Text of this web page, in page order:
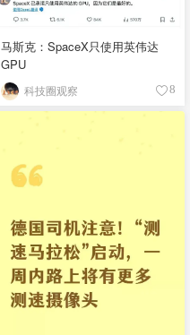
马斯克：SpaceX只使用英伟达
GPU
科技圈观察 8